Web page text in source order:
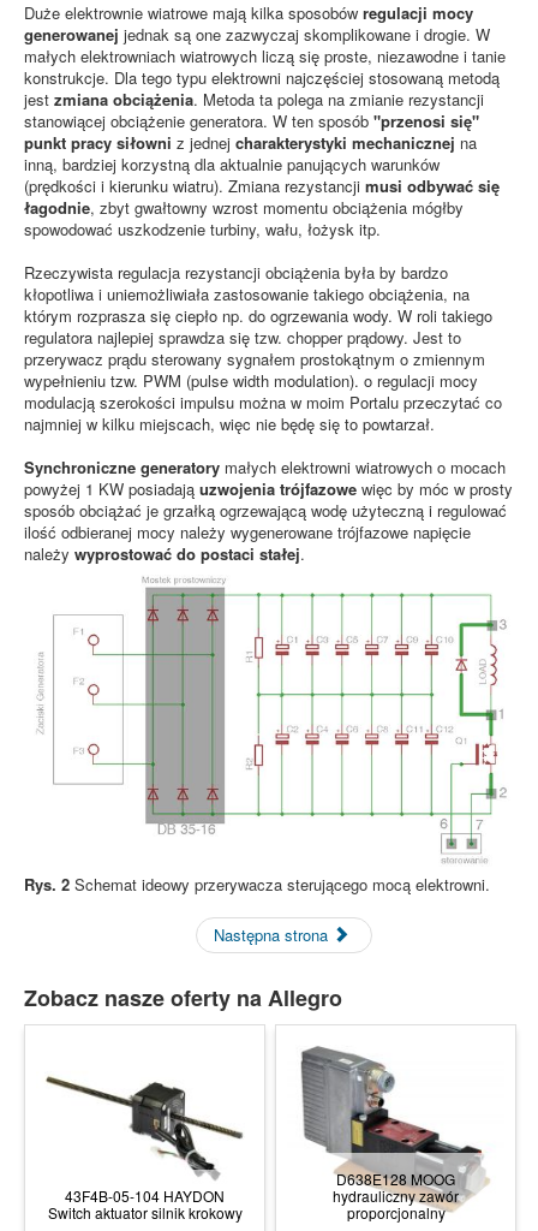
Duże elektrownie wiatrowe mają kilka sposobów regulacji mocy
generowanej jednak są one zazwyczaj skomplikowane i drogie. W
małych elektrowniach wiatrowych liczą się proste, niezawodne i tanie
konstrukcje. Dla tego typu elektrowni najczęściej stosowaną metodą
jest zmiana obciążenia. Metoda ta polega na zmianie rezystancji
stanowiącej obciążenie generatora. W ten sposób "przenosi się"
punkt pracy siłowni z jednej charakterystyki mechanicznej na
inną, bardziej korzystną dla aktualnie panujących warunków
(prędkości i kierunku wiatru). Zmiana rezystancji musi odbywać się
łagodnie, zbyt gwałtowny wzrost momentu obciążenia mógłby
spowodować uszkodzenie turbiny, wału, łożysk itp.
Rzeczywista regulacja rezystancji obciążenia była by bardzo
kłopotliwa i uniemożliwiała zastosowanie takiego obciążenia, na
którym rozprasza się ciepło np. do ogrzewania wody. W roli takiego
regulatora najlepiej sprawdza się tzw. chopper prądowy. Jest to
przerywacz prądu sterowany sygnałem prostokątnym o zmiennym
wypełnieniu tzw. PWM (pulse width modulation). o regulacji mocy
modulacją szerokości impulsu można w moim Portalu przeczytać co
najmniej w kilku miejscach, więc nie będę się to powtarzał.
Synchroniczne generatory małych elektrowni wiatrowych o mocach
powyżej 1 KW posiadają uzwojenia trójfazowe więc by móc w prosty
sposób obciążać je grzałką ogrzewającą wodę użyteczną i regulować
ilość odbieranej mocy należy wygenerowane trójfazowe napięcie
należy wyprostować do postaci stałej.
Rys. 2 Schemat ideowy przerywacza sterującego mocą elektrowni.
Następna strona
Zobacz nasze oferty na Allegro
43F4B-05-104 HAYDON
Switch aktuator silnik krokowy
D638E128 MOOG
hydrauliczny zawór
proporcjonalny